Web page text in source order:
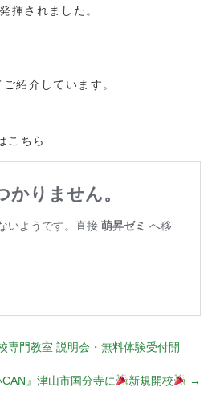
揮されました。
ご紹介しています。
こちら
専門教室 説明会・無料体験受付開
』津山市国分寺に
新規開校 →